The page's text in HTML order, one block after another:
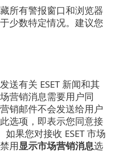
所有警报窗口和浏览器
少数特定情况。建议您
送有关 ESET 新闻和其
营销消息需要用户同
销邮件不会发送给用户
选项，即表示您同意接
如果您对接收 ESET 市场
用显示市场营销消息选